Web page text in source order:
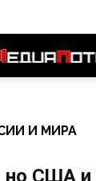
И МИРА
но США и